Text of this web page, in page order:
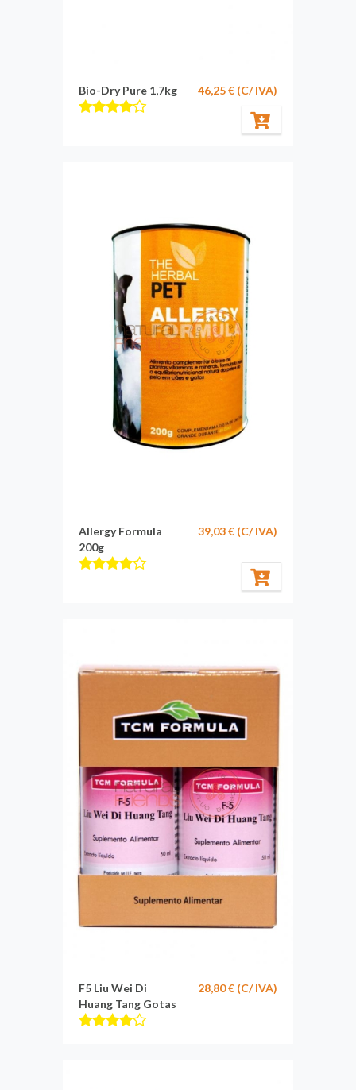
46,25 € (C/ IVA)
Bio-Dry Pure 1,7kg
39,03 € (C/ IVA)
Allergy Formula
200g
28,80 € (C/ IVA)
F5 Liu Wei Di
Huang Tang Gotas